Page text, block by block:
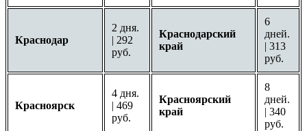
Краснодар
2 дня.
| 292
руб.
Краснодарский
край
6
дней.
| 313
руб.
Красноярск
4 дня.
| 469
руб.
Красноярский
край
8
дней.
| 340
руб.